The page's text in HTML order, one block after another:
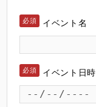
イベント名
イベント日時